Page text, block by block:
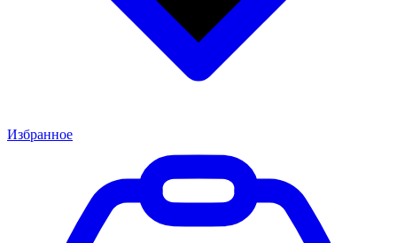
Избранное